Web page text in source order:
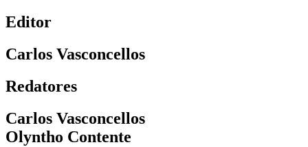
Editor
Carlos Vasconcellos
Redatores
Carlos Vasconcellos
Olyntho Contente